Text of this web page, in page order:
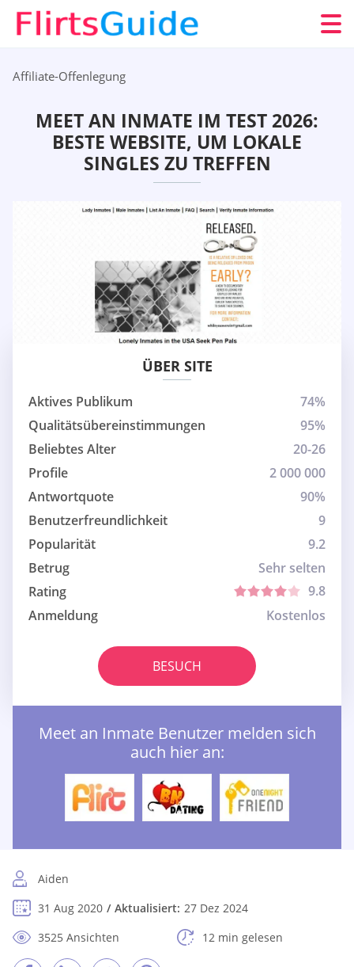
Affiliate-Offenlegung
MEET AN INMATE IM TEST 2026:
BESTE WEBSITE, UM LOKALE
SINGLES ZU TREFFEN
ÜBER SITE
Aktives Publikum
74%
Qualitätsübereinstimmungen
95%
Beliebtes Alter
20-26
Profile
2 000 000
Antwortquote
90%
Benutzerfreundlichkeit
9
Popularität
9.2
Betrug
Sehr selten
Rating
9.8
Anmeldung
Kostenlos
BESUCH
Meet an Inmate Benutzer melden sich
auch hier an:
Aiden
31 Aug 2020
Aktualisiert: 27 Dez 2024
3525 Ansichten
12 min gelesen